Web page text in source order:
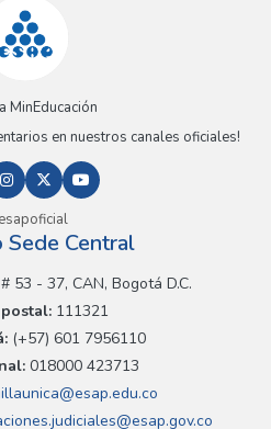
MinEducación
en nuestros canales oficiales!
Sede Central
53 - 37, CAN, Bogotá D.C.
111321
(+57) 601 7956110
018000 423713